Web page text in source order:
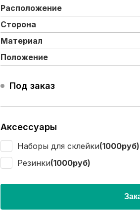
Расположение
Сторона
Материал
Положение
Под заказ
Аксессуары
Наборы для склейки(1000руб)
Резинки(1000руб)